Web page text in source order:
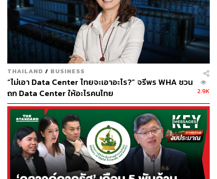
บนเวทีงาน THE STANDARD ECONOMIC FORUM 2025
Uwem Ukpong ผู้นำทีม Global Services ของ AWS จะมา
เผยวิสัยทัศน์ “The Century of Cloud” เพื่อตอกย้ำว่าทำไมช่วง
เวลานี้จึงนับเป็นจังหวะทองของ Cloud Data และ AI
พร้อม Checklist สำหรับประเทศไทย ภาคธุรกิจและภาครัฐ
ต้องทำอะไรบ้าง เพื่อก้าวสู่การเป็นศูนย์กลางดิจิทัลแห่ง
ภูมิภาค พร้อมสร้างระบบเศรษฐกิจที่ แข่งขันได้ เติบโตไว
และยั่งยืน
THAILAND / BUSINESS
“ไม่เอา Data Center ไทยจะเอาอะไร?” จรีพร WHA ชวน
ถก Data Center ให้อะไรคนไทย
2.9K